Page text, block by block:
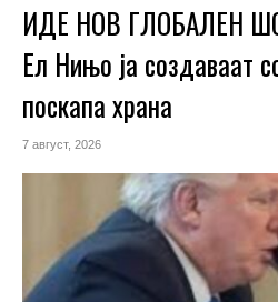
ИДЕ НОВ ГЛОБАЛЕН
Ел Нињо ја создаваат
поскапа храна
7 август, 2026